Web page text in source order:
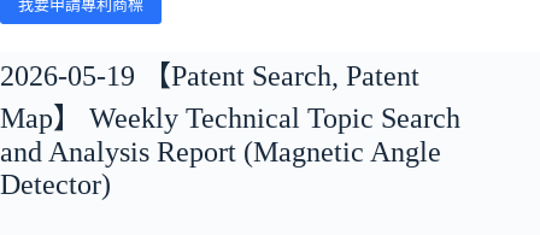
2026-05-19 【Patent Search, Patent
Map】 Weekly Technical Topic Search
and Analysis Report (Magnetic Angle
Detector)